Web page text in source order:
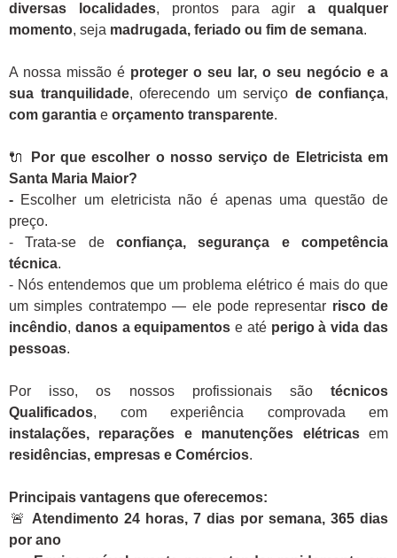
diversas localidades, prontos para agira qualquer
momento, seja madrugada, feriado ou fim de semana.
A nossa missão é proteger o seu lar, o seu negócio e a
sua tranquilidade, oferecendo um serviço de confiança,
com garantia e orçamento transparente.
🔌
Por que escolher o nosso serviço de Eletricista em
Santa Maria Maior?
- Escolher um eletricista não é apenas uma questão de
preço.
- Trata-se de confiança, segurança e competência
técnica.
- Nós entendemos que um problema elétrico é mais do que
um simples contratempo — ele pode representar risco de
incêndio, danos a equipamentos e até perigo à vida das
pessoas.
Por isso, os nossos profissionais são técnicos
Qualificados, com experiência comprovada em
instalações, reparações e manutenções elétricasem
residências, empresas e Comércios.
Principais vantagens que oferecemos:
🚨 Atendimento 24 horas, 7 dias por semana, 365 dias
por ano